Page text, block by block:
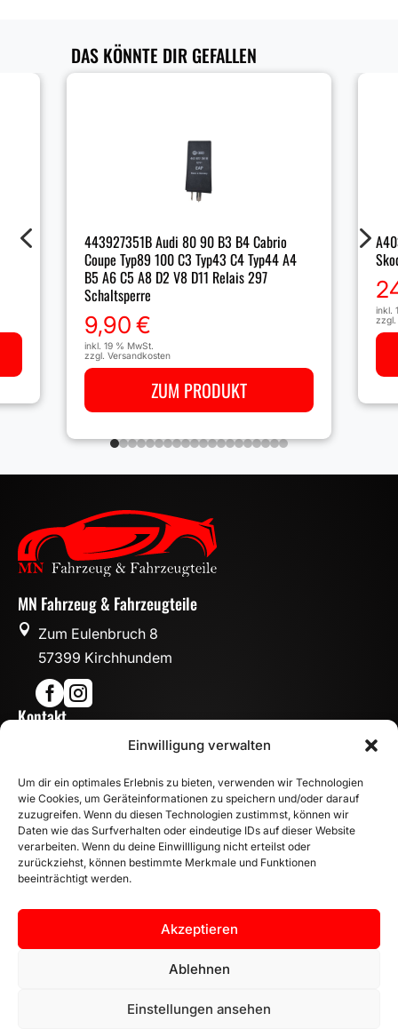
Einwilligung verwalten
Um dir ein optimales Erlebnis zu bieten, verwenden wir Technologien
wie Cookies, um Geräteinformationen zu speichern und/oder darauf
zuzugreifen. Wenn du diesen Technologien zustimmst, können wir
Daten wie das Surfverhalten oder eindeutige IDs auf dieser Website
verarbeiten. Wenn du deine Einwillligung nicht erteilst oder
zurückziehst, können bestimmte Merkmale und Funktionen
beeinträchtigt werden.
Akzeptieren
Ablehnen
Einstellungen ansehen
DAS KÖNNTE DIR GEFALLEN
443927351B Audi 80 90 B3 B4 Cabrio
Coupe Typ89 100 C3 Typ43 C4 Typ44 A4
B5 A6 C5 A8 D2 V8 D11 Relais 297
Schaltsperre
9,90€
inkl. 19 % MwSt.
zzgl. Versandkosten
ZUM PRODUKT
inkl.
zzgl.
4 5
MN Fahrzeug & Fahrzeugteile

Zum Eulenbruch 8
57399 Kirchhundem

Kontakt
info@mn-fahrzeugteile.de
 WhatsApp
Öffnungszeiten
 Mo - Fr: 8:00 – 17:00 Uhr
Sa: 10:00 – 14:00 Uhr
INFORMATION
Zahlungsarten
Versandinformationen
Widerrufsbelehrung